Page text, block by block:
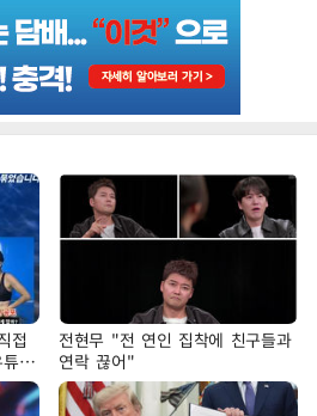
접
버
전현무 "전 연인 집착에 친구들과
연락 끊어"